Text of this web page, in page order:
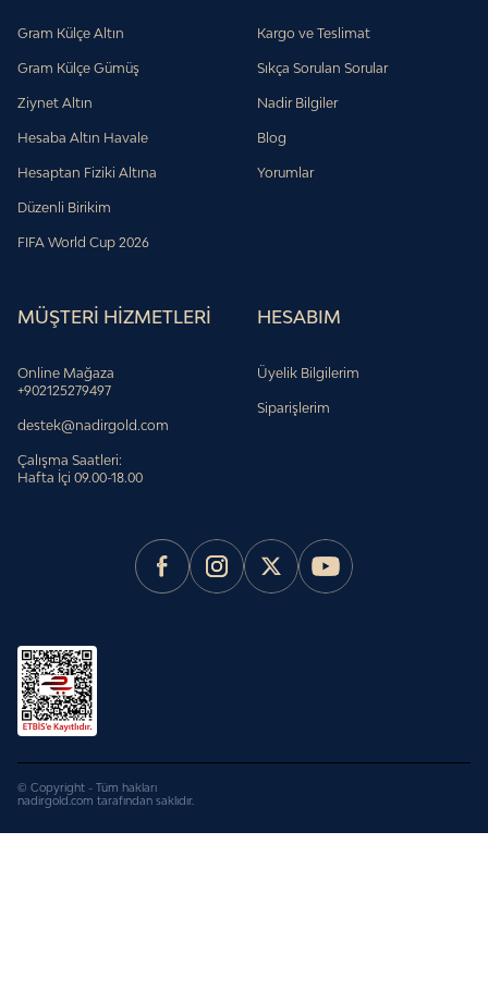
Gram Külçe Altın
Gram Külçe Gümüş
Ziynet Altın
Hesaba Altın Havale
Hesaptan Fiziki Altına
Düzenli Birikim
FIFA World Cup 2026
Kargo ve Teslimat
Sıkça Sorulan Sorular
Nadir Bilgiler
Blog
Yorumlar
MÜŞTERİ HİZMETLERİ
Online Mağaza
+902125279497
destek@nadirgold.com
Çalışma Saatleri:
Hafta İçi 09.00-18.00
HESABIM
Üyelik Bilgilerim
Siparişlerim
© Copyright - Tüm hakları
nadirgold.com tarafından saklıdır.